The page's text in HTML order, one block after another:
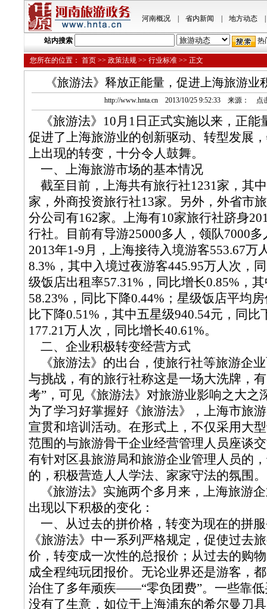
河南概况| 省内新闻 地方动态|
站内搜索 热
您所在的位置： 首页 >> 政策法规 >> 行业标准 >> 正文
《旅游法》释放正能量，促进上海旅游业
http://www.hnta.cn 2013/10/25 9:52:33 来源： 点
《旅游法》10月1日正式实施以来，正能
促进了上海旅游业的创新驱动、转型发展
上出现的转变，十分令人鼓舞。
一、上海旅游市场的基本情况
截至目前，上海共有旅行社1231家，其
家，外商投资旅行社13家。另外，外省市
分公司有162家。上海有10家旅行社跻身
行社。目前有导游25000多人，领队7000多
2013年1-9月，上海接待入境游客553.67万
8.3%，其中入境过夜游客445.95万人次，
级饭店出租率57.31%，同比增长0.85%，
58.23%，同比下降0.44%；星级饭店平均
比下降0.51%，其中五星级940.54元，同比
177.21万人次，同比增长40.61%。
二、企业积极转变经营方式
《旅游法》的出台，使旅行社等旅游企
与挑战，有的旅行社称这是一场大洗牌，
考”，可见《旅游法》对旅游业影响之大之
为了学习好掌握好《旅游法》，上海市旅
宣贯和培训活动。在形式上，不仅采用大
范围的与旅游骨干企业经营管理人员座谈
有针对区县旅游局和旅游企业管理人员的
的，积极营造人人学法、家家守法的氛围。
《旅游法》实施两个多月来，上海旅游
出现以下积极的变化：
一、从过去的拼价格，转变为现在的拼
《旅游法》中一系列严格规定，促使过去
价，转变成一次性的总报价；从过去的购
成全程纯玩团报价。无论业界还是游客，
治住了多年顽疾——“零负团费”。一些靠低
没有了生意，如位于上海浦东的希尔曼刀